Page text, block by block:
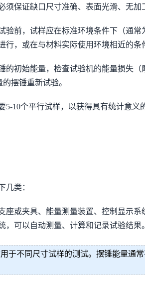
保证缺口尺寸准确、表面光滑、无加
前，试样应在标准环境条件下（通
，或在与材料实际使用环境相近的
的初始能量，检查试验机的能量损失
摆锤重新试验。
10个平行试样，以获得具有统计意
几类：
座或夹具、能量测量装置、控制显示
可以自动测量、计算和记录试验结果。
不同尺寸试样的测试。摆锤能量通